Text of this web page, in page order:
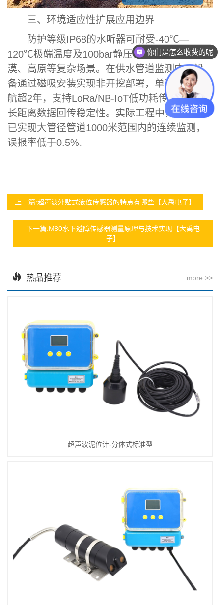
三、环境适应性扩展应用边界
防护等级IP68的水听器可耐受-40℃—
120℃极端温度及100bar静压，适用于深海、沙
漠、高原等复杂场景。在供水管道监测中，设
备通过磁吸安装实现非开挖部署，单次充电续
航超2年，支持LoRa/NB-IoT低功耗传输，确保
长距离数据回传稳定性。实际工程中，该技术
已实现大管径管道1000米范围内的连续监测，
误报率低于0.5%。
上一篇:超声波外贴式液位传感器的特点有哪些【大禹电子】
下一篇:M80水下避障传感器测量原理与技术实现【大禹电
子】
热品推荐 more >>
超声波泥位计-分体式标准型
你们是怎么收费的呢